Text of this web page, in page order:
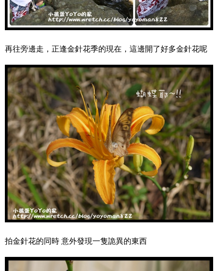
再往旁邊走，正逢金針花季的現在，這邊開了好多金針花呢
拍金針花的同時 意外發現一隻詭異的東西